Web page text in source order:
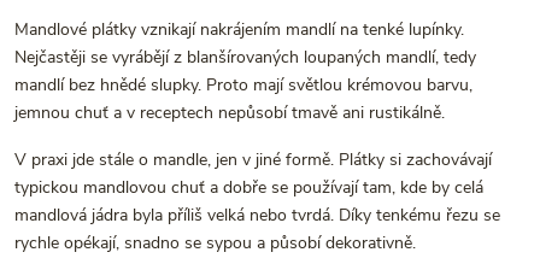
Mandlové plátky vznikají nakrájením mandlí na tenké lupínky.
Nejčastěji se vyrábějí z blanšírovaných loupaných mandlí, tedy
mandlí bez hnědé slupky. Proto mají světlou krémovou barvu,
jemnou chuť a v receptech nepůsobí tmavě ani rustikálně.
V praxi jde stále o mandle, jen v jiné formě. Plátky si zachovávají
typickou mandlovou chuť a dobře se používají tam, kde by celá
mandlová jádra byla příliš velká nebo tvrdá. Díky tenkému řezu se
rychle opékají, snadno se sypou a působí dekorativně.